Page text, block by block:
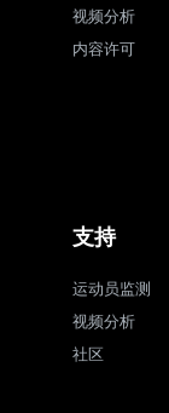
视频分析
内容许可
支持
运动员监测
视频分析
社区